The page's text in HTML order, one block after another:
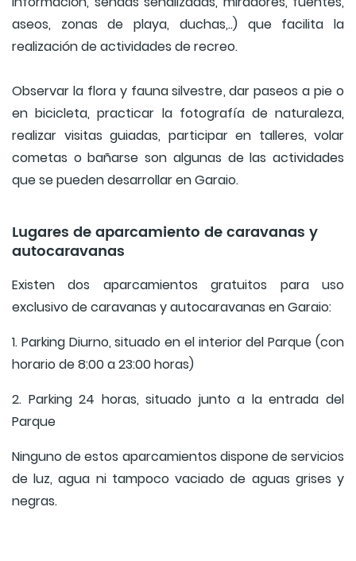
aseos, zonas de playa, duchas,..) que facilita la
realización de actividades de recreo.
Observar la flora y fauna silvestre, dar paseos a pie o
en bicicleta, practicar la fotografía de naturaleza,
realizar visitas guiadas, participar en talleres, volar
cometas o bañarse son algunas de las actividades
que se pueden desarrollar en Garaio.
Lugares de aparcamiento de caravanas y
autocaravanas
Existen dos aparcamientos gratuitos para uso
exclusivo de caravanas y autocaravanas en Garaio:
1. Parking Diurno, situado en el interior del Parque (con
horario de 8:00 a 23:00 horas)
2. Parking 24 horas, situado junto a la entrada del
Parque
Ninguno de estos aparcamientos dispone de servicios
de luz, agua ni tampoco vaciado de aguas grises y
negras.